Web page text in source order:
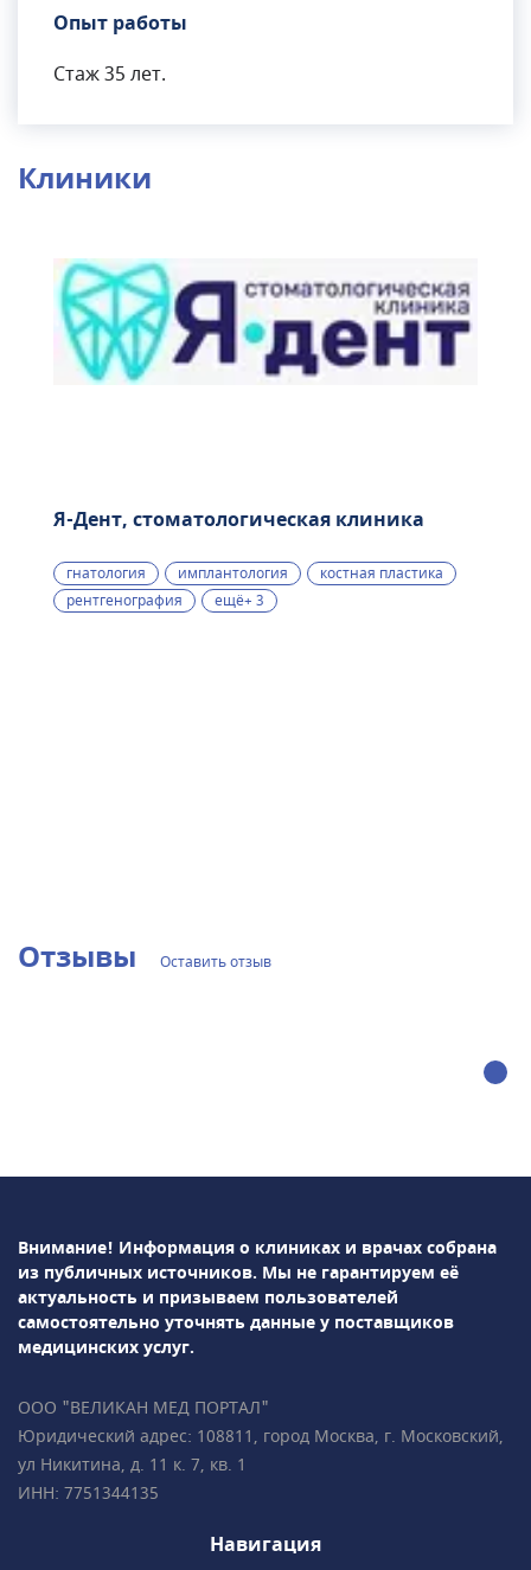
Опыт работы
Стаж 35 лет.
Клиники
Я-Дент, стоматологическая клиника
гнатология имплантология
костная пластика
рентгенография
ещё+ 3
Отзывы Оставить отзыв
Внимание! Информация о клиниках и врачах собрана
из публичных источников. Мы не гарантируем её
актуальность и призываем пользователей
самостоятельно уточнять данные у поставщиков
медицинских услуг.
ООО "ВЕЛИКАН МЕД ПОРТАЛ"
Юридический адрес: 108811, город Москва, г. Московский,
ул Никитина, д. 11 к. 7, кв. 1
ИНН: 7751344135
Навигация